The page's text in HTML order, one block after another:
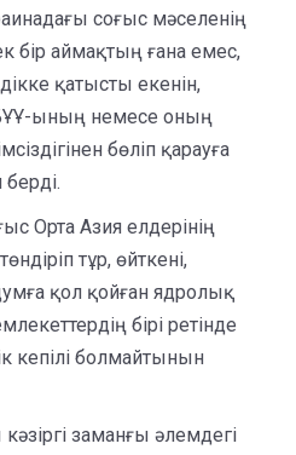
соғыс мәселенің
бір аймақтың ғана емес,
қатысты екенін,
БҰҰ-ының немесе оның
бөліп қарауға
Орта Азия елдерінің
тұр, өйткені,
қол қойған ядролық
бірі ретінде
кепілі болмайтынын
заманғы әлемдегі